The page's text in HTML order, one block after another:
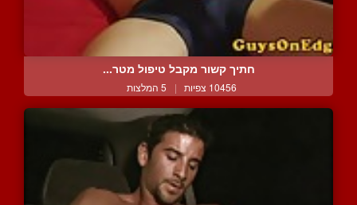
חתיך קשור מקבל טיפול מטר...
10456 צפיות | 5 המלצות